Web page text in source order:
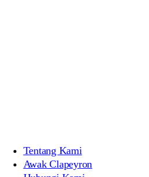
Tentang Kami
Awak Clapeyron